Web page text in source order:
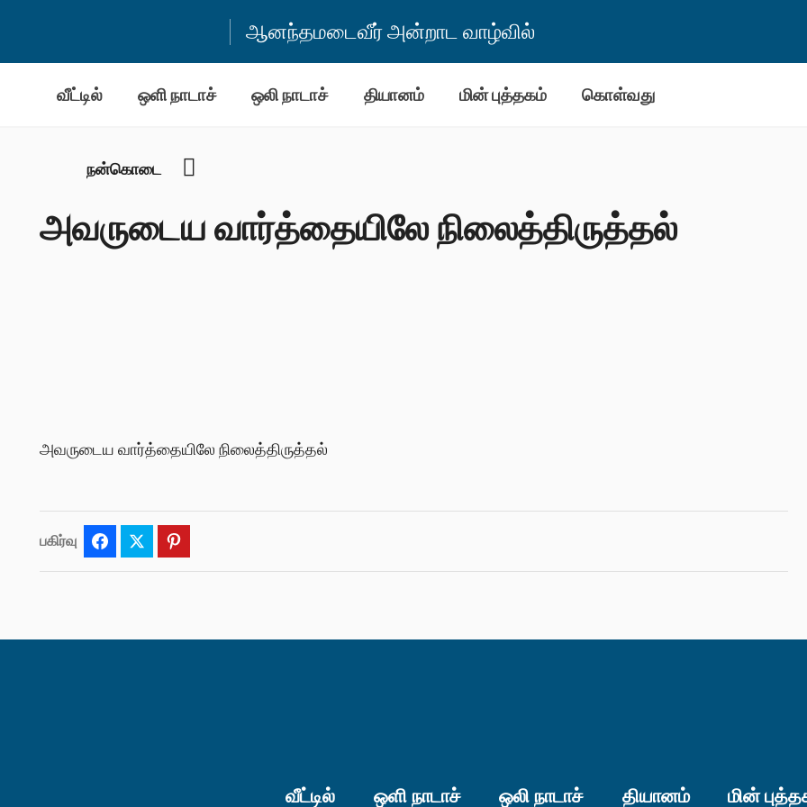
ஆனந்தமடைவீர் அன்றாட வாழ்வில்
வீட்டில் ஒளி நாடாச் ஒலி நாடாச் தியானம் மின் புத்தகம் கொள்வது
நன்கொடை
அவருடைய வார்த்தையிலே நிலைத்திருத்தல்
அவருடைய வார்த்தையிலே நிலைத்திருத்தல்
பகிர்வு Facebook Twitter
வீட்டில் ஒளி நாடாச் ஒலி நாடாச் தியானம் மின்